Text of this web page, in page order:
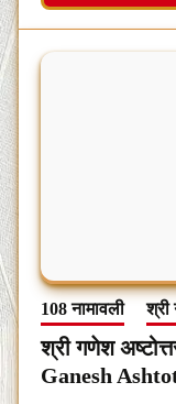
108 नामावली
श्री गणेश
Ganesh